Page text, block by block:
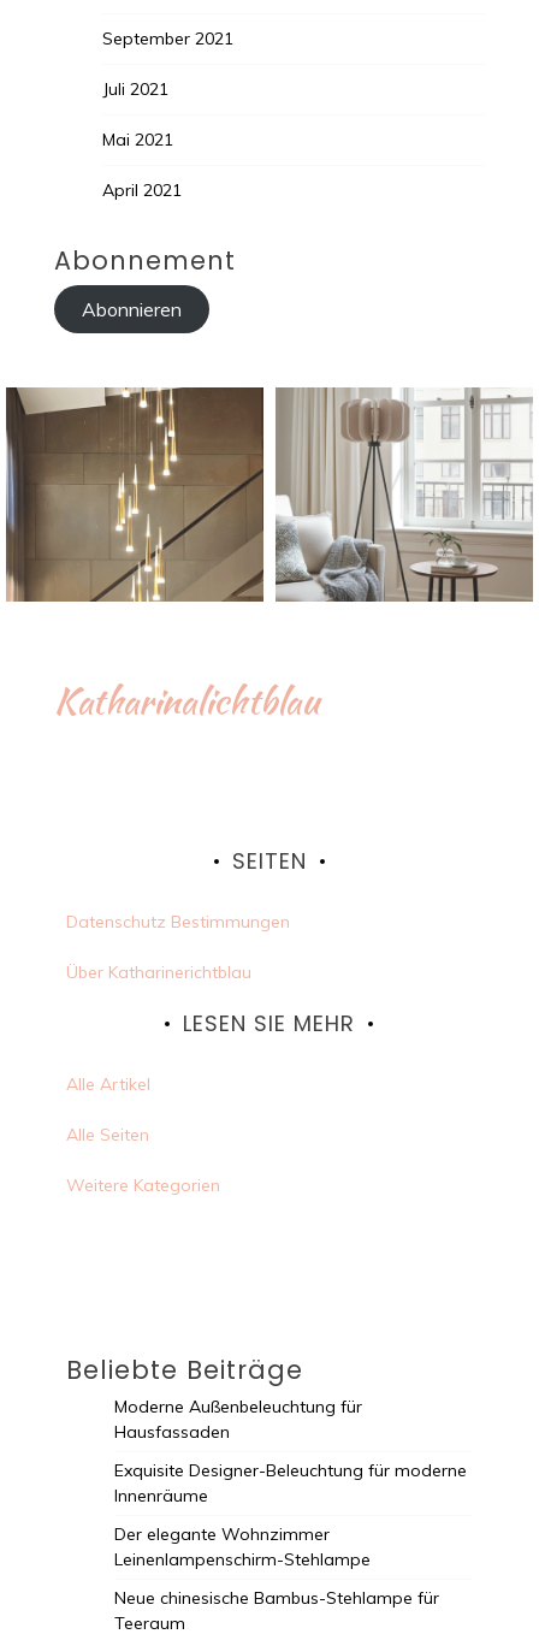
September 2021
Juli 2021
Mai 2021
April 2021
Abonnement
Abonnieren
Katharinalichtblau
SEITEN
Datenschutz Bestimmungen
Über Katharinerichtblau
LESEN SIE MEHR
Alle Artikel
Alle Seiten
Weitere Kategorien
Beliebte Beiträge
Moderne Außenbeleuchtung für
Hausfassaden
Exquisite Designer-Beleuchtung für moderne
Innenräume
Der elegante Wohnzimmer
Leinenlampenschirm-Stehlampe
Neue chinesische Bambus-Stehlampe für
Teeraum